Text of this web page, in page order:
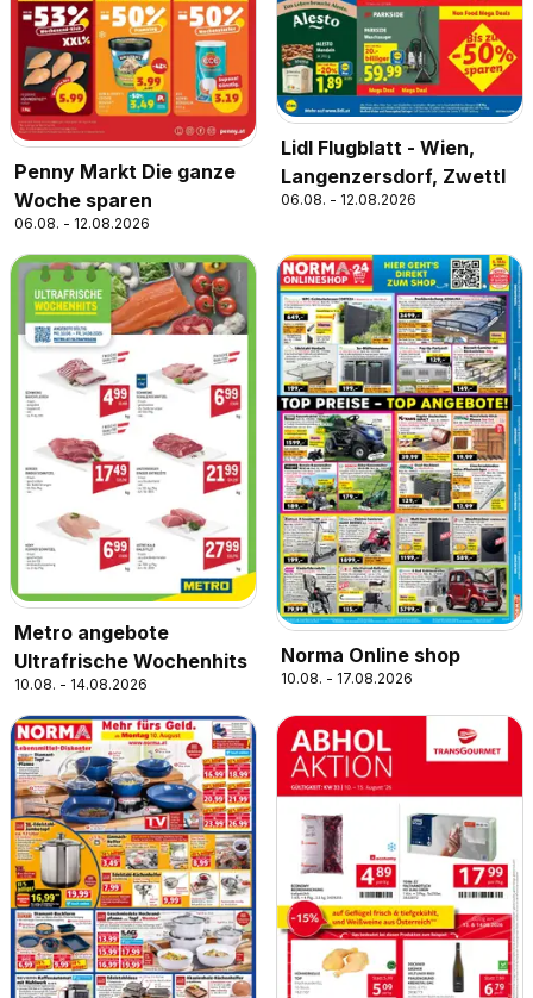
Penny Markt Die ganze
Woche sparen
06.08. - 12.08.2026
Lidl Flugblatt - Wien,
Langenzersdorf, Zwettl
06.08. - 12.08.2026
Metro angebote
Ultrafrische Wochenhits
10.08. - 14.08.2026
Norma Online shop
10.08. - 17.08.2026